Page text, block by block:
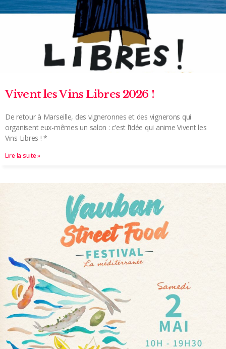
Vivent les Vins Libres 2026 !
De retour à Marseille, des vigneronnes et des vignerons qui
organisent eux-mêmes un salon : c’est l’idée qui anime Vivent les
Vins Libres ! *
Lire la suite »